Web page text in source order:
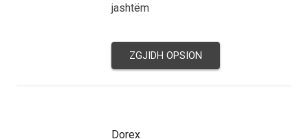
jashtëm
ZGJIDH OPSION
Dorex